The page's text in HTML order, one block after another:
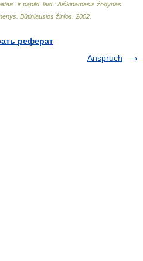
ir papild. leid.: Aiškinamasis žodynas.
Būtiniausios žinios 2002
реферат
Anspruch